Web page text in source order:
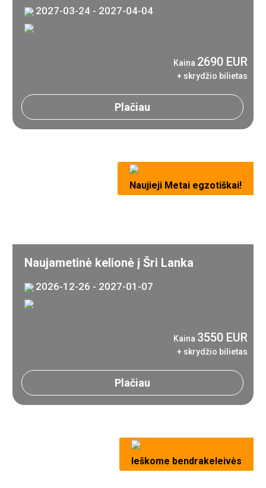
2027-03-24 - 2027-04-04
Kaina 2690 EUR
+ skrydžio bilietas
Plačiau
Naujieji Metai egzotiškai!
Naujametinė kelionė į Šri Lanka
2026-12-26 - 2027-01-07
Kaina 3550 EUR
+ skrydžio bilietas
Plačiau
Ieškome bendrakeleivės